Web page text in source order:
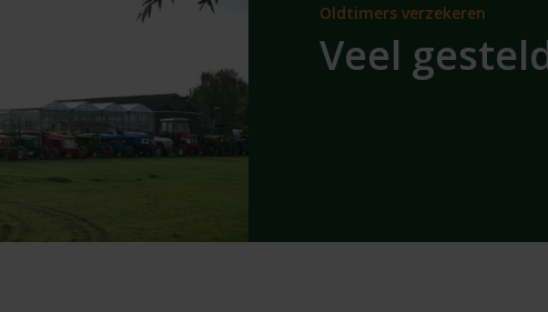
Oldtimers verzekeren
Veel